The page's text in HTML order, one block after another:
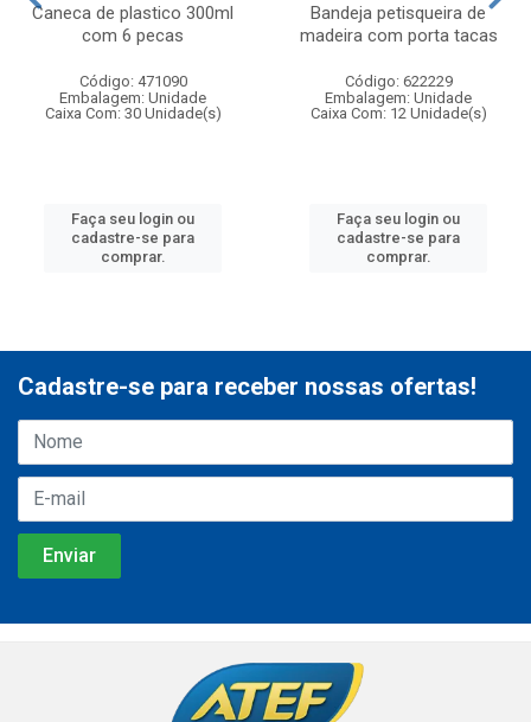
Caneca de plastico 300ml
com 6 pecas
Código: 471090
Embalagem: Unidade
Caixa Com: 30 Unidade(s)
Faça seu login ou
cadastre-se para
comprar.
Bandeja petisqueira de
madeira com porta tacas
Código: 622229
Embalagem: Unidade
Caixa Com: 12 Unidade(s)
Faça seu login ou
cadastre-se para
comprar.
Cadastre-se para receber nossas ofertas!